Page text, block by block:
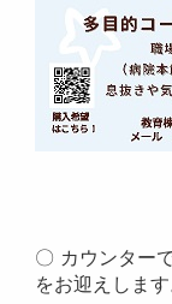
〇 カウンター
をお迎えします